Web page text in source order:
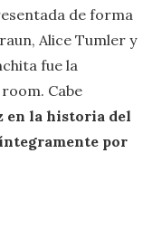
de forma
Alice Tumler y
fue la
Cabe
en la historia del
por